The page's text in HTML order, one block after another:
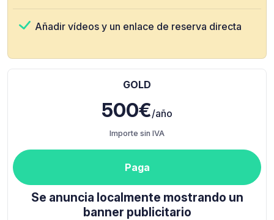
Añadir vídeos y un enlace de reserva directa
GOLD
500€/año
Importe sin IVA
Paga
Se anuncia localmente mostrando un
banner publicitario